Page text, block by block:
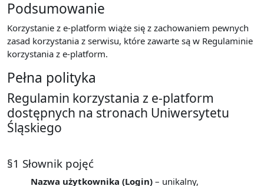
Podsumowanie
Korzystanie z e-platform wiąże się z zachowaniem pewnych
zasad korzystania z serwisu, które zawarte są w Regulaminie
korzystania z e-platform.
Pełna polityka
Regulamin korzystania z e-platform
dostępnych na stronach Uniwersytetu
Śląskiego
§1 Słownik pojęć
Nazwa użytkownika (Login) – unikalny,